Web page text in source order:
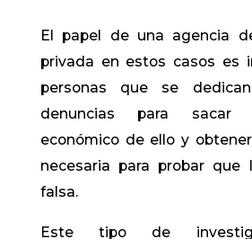
El papel de una agencia
privada en estos casos es
personas que se
denuncias para sacar
económico de ello y
necesaria para probar que
falsa.
Este tipo de